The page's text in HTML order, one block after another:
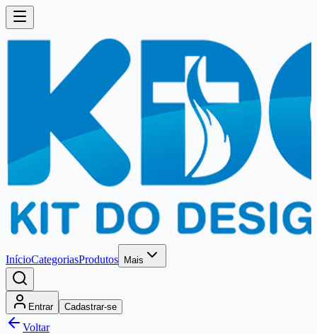
InícioCategoriasProdutos Mais
Entrar Cadastrar-se
Voltar